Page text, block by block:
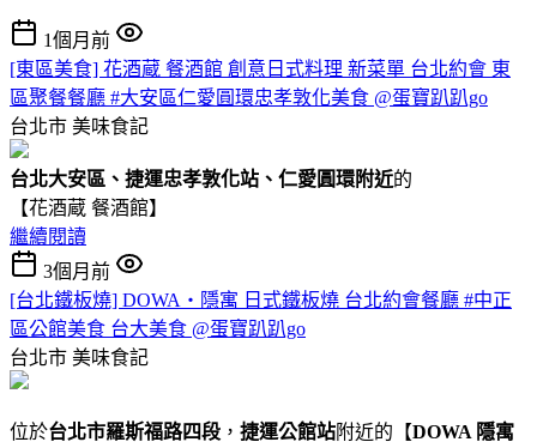
1個月前
[東區美食] 花酒蔵 餐酒館 創意日式料理 新菜單 台北約會 東
區聚餐餐廳 #大安區仁愛圓環忠孝敦化美食 @蛋寶趴趴go
台北市 美味食記
台北大安區、捷運忠孝敦化站、仁愛圓環附近的
【花酒蔵 餐酒館】
繼續閱讀
3個月前
[台北鐵板燒] DOWA・隱寓 日式鐵板燒 台北約會餐廳 #中正
區公館美食 台大美食 @蛋寶趴趴go
台北市 美味食記
位於台北市羅斯福路四段 ， 捷運公館站附近的【DOWA 隱寓